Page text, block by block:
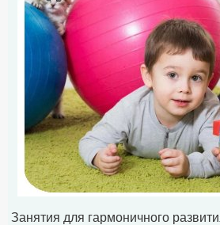
Занятия для гармоничного